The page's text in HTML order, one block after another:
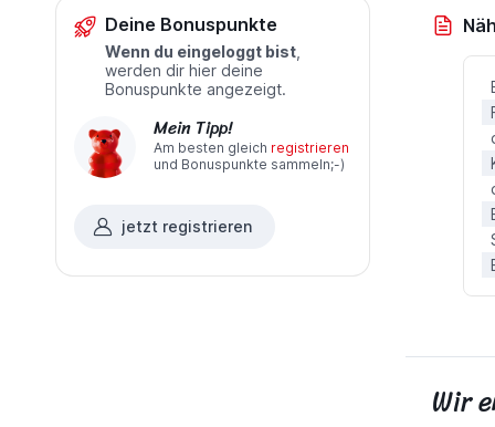
Deine Bonuspunkte
Wenn du eingeloggt bist,
werden dir hier deine
Bonuspunkte angezeigt.
Mein Tipp!
Am besten gleich registrieren
und Bonuspunkte sammeln;-)
jetzt registrieren
Wir